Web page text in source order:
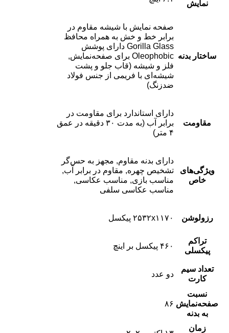
نمایش
ساختار بدنه
صفحه نمایش با شیشه مقاوم در
برابر خط و خش به همراه محافظ
Gorilla Glass دارای پوشش
Oleophobic برای صفحه‌نمایش,
فلز و شیشه (قاب جلو و پشت
شیشه‌ای با فریمی از جنس فولاد
ضدزنگ)
مقاومت
دارای استاندارد برای مقاومت در
برابر آب (به مدت ۳۰ دقیقه در عمق
۴ متر)
ویژگی‌های
خاص
دارای بدنه مقاوم, مجهز به حس‌گر
تشخیص چهره, مقاوم در برابر آب,
مناسب بازی, مناسب عکاسی,
مناسب عکاسی سلفی
رزولوشن ۲۵۳۲x۱۱۷۰ پیکسل
تراکم
پیکسلی
۴۶۰ پیکسل بر اینچ
تعداد سیم
کارت
دو عدد
نسبت
صفحه‌نمایش
به بدنه
۸۶
زمان